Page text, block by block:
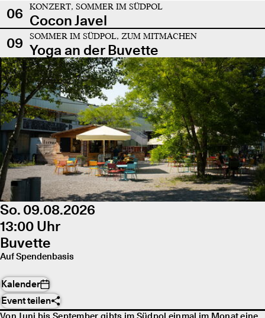
06 KONZERT, SOMMER IM SÜDPOL
Cocon Javel
09
SOMMER IM SÜDPOL, ZUM MITMACHEN
Yoga an der Buvette
So. 09.08.2026
13:00 Uhr
Buvette
Auf Spendenbasis
Kalender
Event teilen